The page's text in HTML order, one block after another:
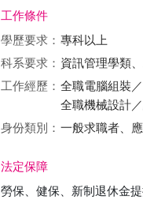
工作條件
學歷要求： 專科以上
科系要求： 資訊管理學類
工作經歷： 全職電腦組裝
全職機械設計
身份類別： 一般求職者、
法定保障
勞保、健保、新制退休金